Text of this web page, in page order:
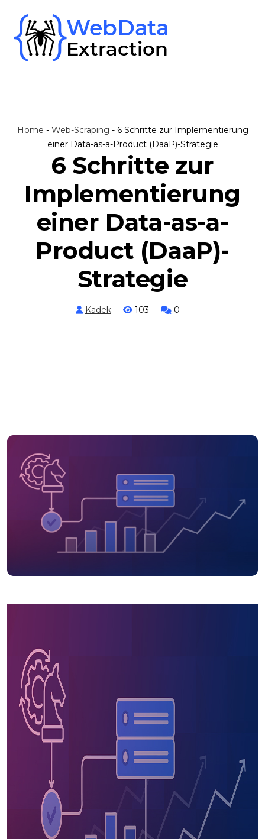
content
Home - Web-Scraping - 6 Schritte zur Implementierung
einer Data-as-a-Product (DaaP)-Strategie
6 Schritte zur
Implementierung
einer Data-as-a-
Product (DaaP)-
Strategie
Kadek 103 0